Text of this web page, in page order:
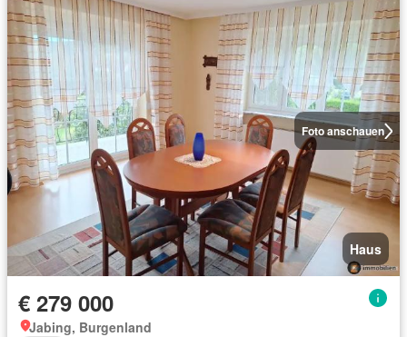
Foto anschauen
Haus
€ 279 000
Jabing, Burgenland